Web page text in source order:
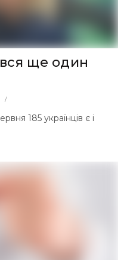
ще один
185 українців є і